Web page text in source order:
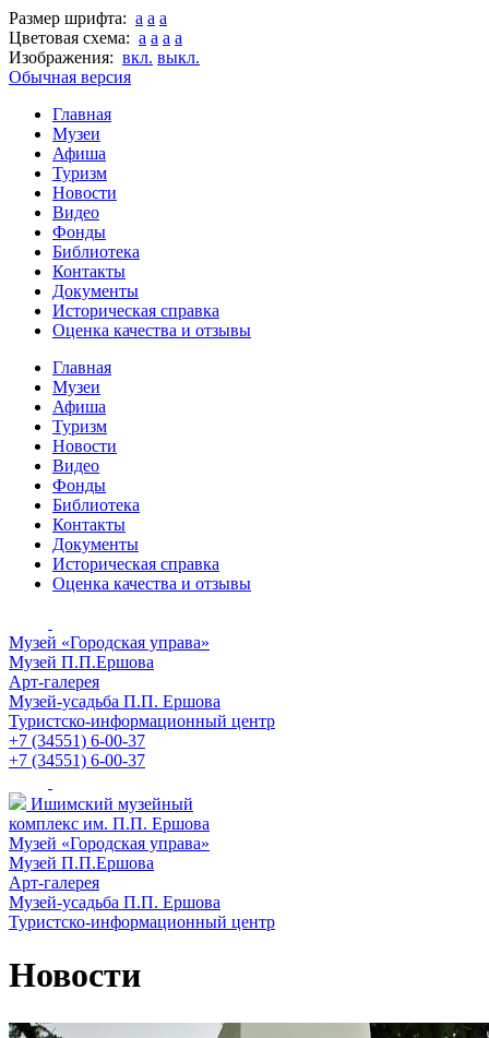
Размер шрифта: a a a
Цветовая схема: a a a a
Изображения: вкл. выкл.
Обычная версия
Главная
Музеи
Афиша
Туризм
Новости
Видео
Фонды
Библиотека
Контакты
Документы
Историческая справка
Оценка качества и отзывы
Главная
Музеи
Афиша
Туризм
Новости
Видео
Фонды
Библиотека
Контакты
Документы
Историческая справка
Оценка качества и отзывы
Музей «Городская управа»
Музей П.П.Ершова
Арт-галерея
Музей-усадьба П.П. Ершова
Туристско-информационный центр
+7 (34551) 6-00-37
+7 (34551) 6-00-37
Ишимский музейный
комплекс им. П.П. Ершова
Музей «Городская управа»
Музей П.П.Ершова
Арт-галерея
Музей-усадьба П.П. Ершова
Туристско-информационный центр
Новости